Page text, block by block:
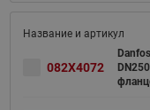
082X4072